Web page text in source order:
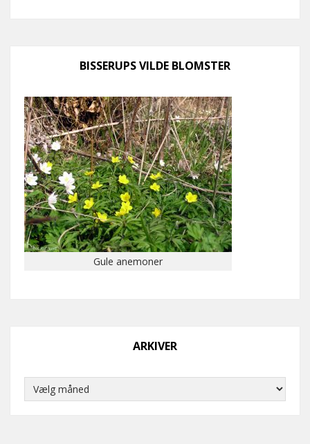
BISSERUPS VILDE BLOMSTER
Gule anemoner
ARKIVER
Arkiver